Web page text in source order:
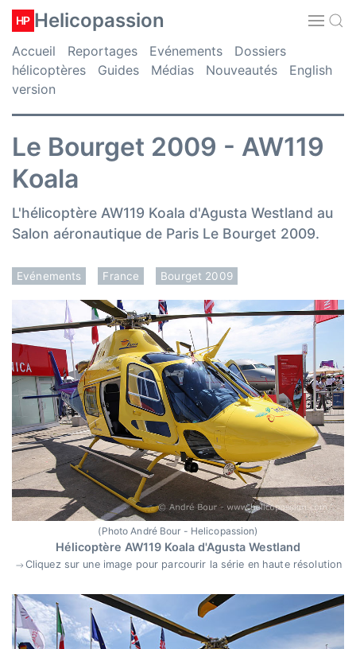
HP Helicopassion
Accueil Reportages Evénements
Dossiers
hélicoptères
Guides Médias Nouveautés
English
version
Le Bourget 2009 - AW119
Koala
L'hélicoptère AW119 Koala d'Agusta Westland au
Salon aéronautique de Paris Le Bourget 2009.
Evénements France Bourget 2009
(Photo André Bour - Helicopassion)
Hélicoptère AW119 Koala d'Agusta Westland
Cliquez sur une image pour parcourir la série en haute résolution